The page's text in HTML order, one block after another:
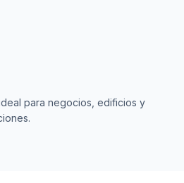
para negocios, edificios y